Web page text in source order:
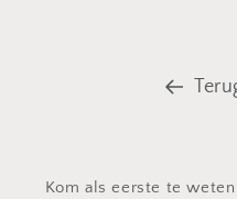
Kom als eerste te